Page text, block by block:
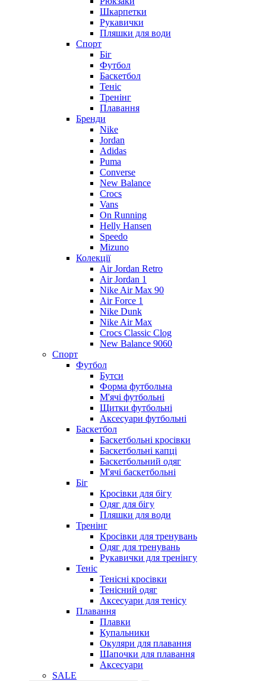
Шкарпетки
Рукавички
Пляшки для води
Спорт
Біг
Футбол
Баскетбол
Теніс
Тренінг
Плавання
Бренди
Nike
Jordan
Adidas
Puma
Converse
New Balance
Crocs
Vans
On Running
Helly Hansen
Speedo
Mizuno
Колекції
Air Jordan Retro
Air Jordan 1
Nike Air Max 90
Air Force 1
Nike Dunk
Nike Air Max
Crocs Classic Clog
New Balance 9060
Спорт
Футбол
Бутси
Форма футбольна
М'ячі футбольні
Щитки футбольні
Аксесуари футбольні
Баскетбол
Баскетбольні кросівки
Баскетбольні капці
Баскетбольний одяг
М'ячі баскетбольні
Біг
Кросівки для бігу
Одяг для бігу
Пляшки для води
Тренінг
Кросівки для тренувань
Одяг для тренувань
Рукавички для тренінгу
Теніс
Тенісні кросівки
Тенісний одяг
Аксесуари для тенісу
Плавання
Плавки
Купальники
Окуляри для плавання
Шапочки для плавання
Аксесуари
SALE